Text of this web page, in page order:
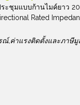
ะชุมแบบก้านไมค์ยาว
Rated
ณ์,ค่าแรงติดตั้งและภาษีมู